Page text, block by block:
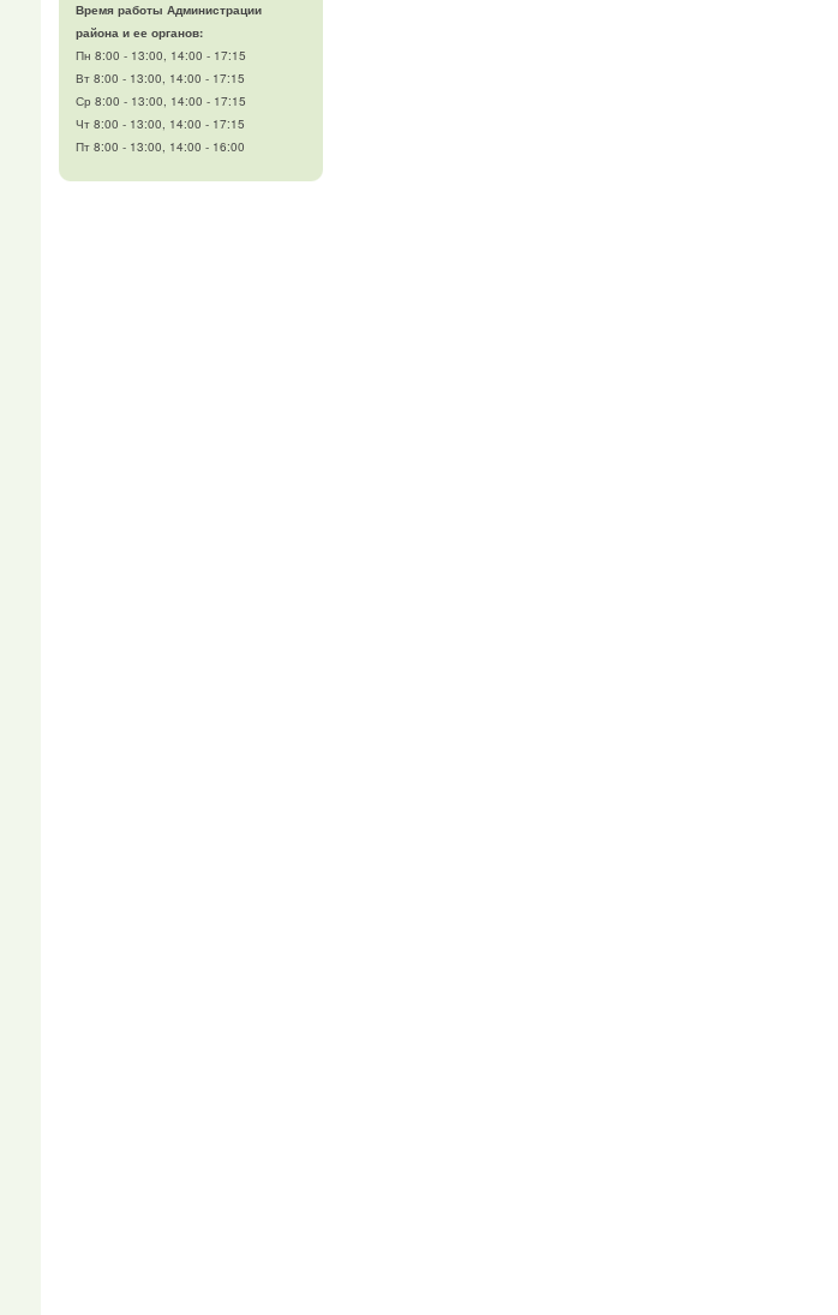
Время работы Администрации
района и ее органов:
Пн 8:00 - 13:00, 14:00 - 17:15
Вт 8:00 - 13:00, 14:00 - 17:15
Ср 8:00 - 13:00, 14:00 - 17:15
Чт 8:00 - 13:00, 14:00 - 17:15
Пт 8:00 - 13:00, 14:00 - 16:00